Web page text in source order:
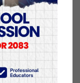
भन्न सकिन्न,’
छोटेलाल
यस्तो अभिव्यक्ति